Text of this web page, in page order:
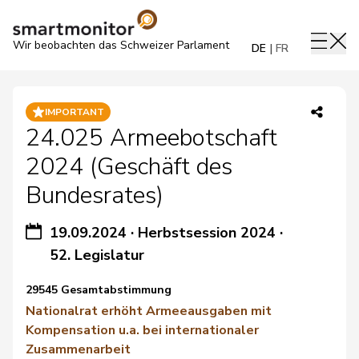
Wir beobachten das Schweizer Parlament DE FR
IMPORTANT
24.025 Armeebotschaft
2024 (Geschäft des
Bundesrates)
19.09.2024 · Herbstsession 2024 ·
52. Legislatur
29545 Gesamtabstimmung
Nationalrat erhöht Armeeausgaben mit
Kompensation u.a. bei internationaler
Zusammenarbeit